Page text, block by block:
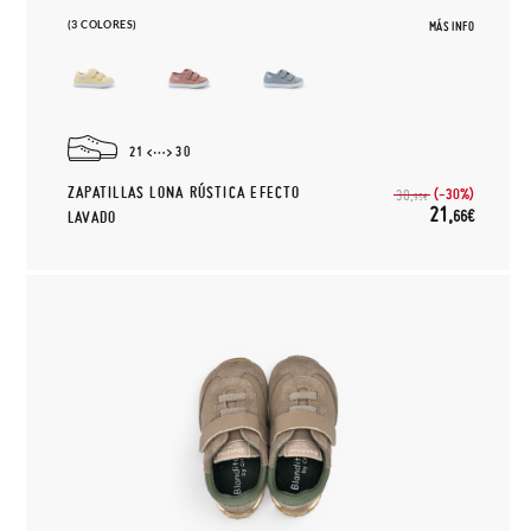
(3 COLORES) MÁS INFO
21 30
ZAPATILLAS LONA RÚSTICA EFECTO
LAVADO
30,95€ (-30%)
21,66€